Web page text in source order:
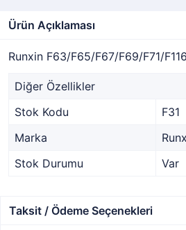
Ürün Açıklaması
Runxin F63/F65/F67/F69/F71/
Diğer Özellikler
Stok Kodu
F31
Marka
Stok Durumu
Var
Taksit / Ödeme Seçenekleri